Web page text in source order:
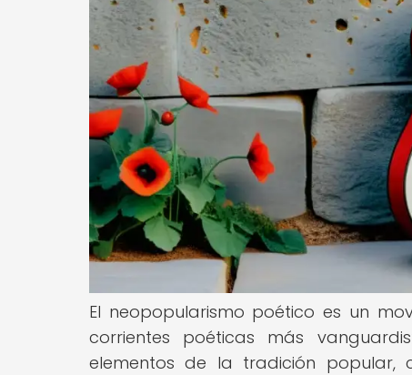
El neopopularismo poético es un
corrientes poéticas más
elementos de la tradición popular,